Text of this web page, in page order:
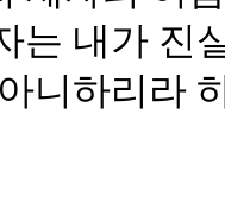
는 내가 진
니하리라